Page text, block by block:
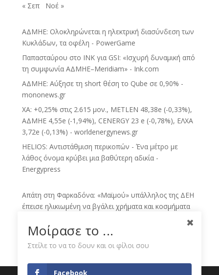
« Σεπ
Νοέ »
ΑΔΜΗΕ: Ολοκληρώνεται η ηλεκτρική διασύνδεση των
Κυκλάδων, τα οφέλη - PowerGame
Παπασταύρου στο INK για GSI: «Ισχυρή δυναμική από
τη συμφωνία ΑΔΜΗΕ–Meridiam» - Ink.com
ΑΔΜΗΕ: Αύξησε τη short θέση το Qube σε 0,90% -
mononews.gr
ΧΑ: +0,25% στις 2.615 μον., METLEN 48,38e (-0,33%),
ΑΔΜΗΕ 4,55e (-1,94%), CENERGY 23 e (-0,78%), ΕΛΧΑ
3,72e (-0,13%) - worldenergynews.gr
HELIOS: Αντιστάθμιση περικοπών - Ένα μέτρο με
λάθος όνομα κρύβει μια βαθύτερη αδικία -
Energypress
Απάτη στη Φαρκαδόνα: «Μαϊμού» υπάλληλος της ΔΕΗ
έπεισε ηλικιωμένη να βγάλει χρήματα και κοσμήματα
Νέα στρατηγική κίνηση της ΔΕΗ με εξαγορές
θυγατρικών στην Πολωνία και Ουγγαρία -
Το σήμα από την 3η κίνηση της ΔΕΗ, έρχεται και νέο
Μοίρασε το ...
Στείλε το να το δουν και οι φίλοι σου
Facebook